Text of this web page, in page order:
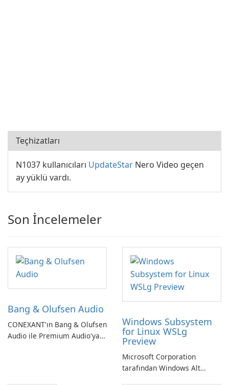
Teçhizatları
N1037 kullanıcıları UpdateStar Nero Video geçen
ay yüklü vardı.
Son İncelemeler
Bang & Olufsen Audio
CONEXANT'ın Bang & Olufsen
Audio ile Premium Audio'ya
Windows Subsystem
for Linux WSLg
Preview
Microsoft Corporation
tarafından Windows Alt